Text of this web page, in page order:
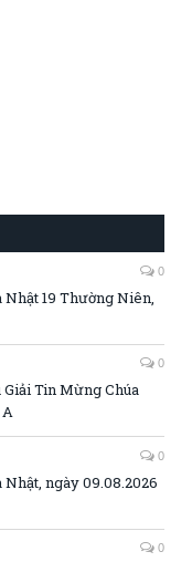
0
Nhật 19 Thường Niên,
0
Tin Mừng Chúa
0
Nhật, ngày 09.08.2026
0